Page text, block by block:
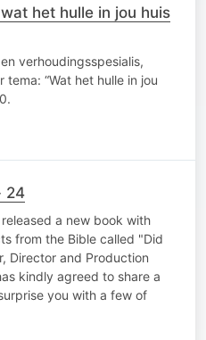
het hulle in jou huis
verhoudingsspesialis,
tema: “Wat het hulle in jou
24
a new book with
from the Bible called "Did
Director and Production
kindly agreed to share a
you with a few of